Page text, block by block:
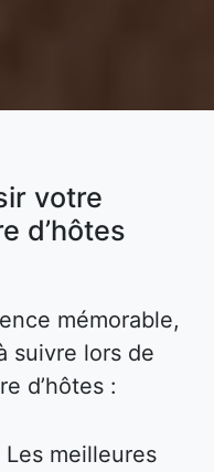
votre
d’hôtes
mémorable,
suivre lors de
d’hôtes :
Les meilleures